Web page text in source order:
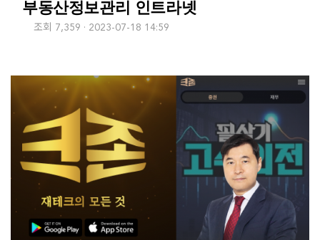
부동산정보관리 인트라넷
조회 7,359 2023-07-18 14:59